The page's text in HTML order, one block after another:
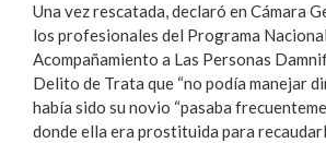
Una vez rescatada, declaró en Cámara
los profesionales del Programa
Acompañamiento a Las Personas
Delito de Trata que “no podía manejar
había sido su novio “pasaba
donde ella era prostituida para